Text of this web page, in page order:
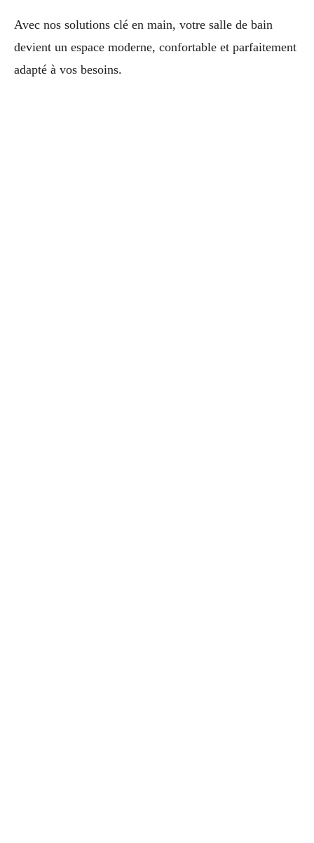
Avec nos solutions clé en main, votre salle de bain
devient un espace moderne, confortable et parfaitement
adapté à vos besoins.